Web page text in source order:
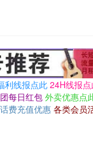
利线报点此 24H线报
每日红包外卖优惠点
话费充值优惠 各类会员